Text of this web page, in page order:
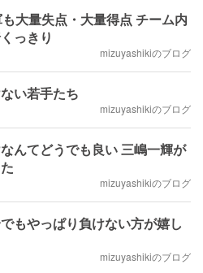
大量失点・大量得点 チーム内
っきり
mizuyashikiのブログ
い若手たち
mizuyashikiのブログ
んてどうでも良い 三嶋一輝が
mizuyashikiのブログ
もやっぱり負けない方が嬉し
mizuyashikiのブログ